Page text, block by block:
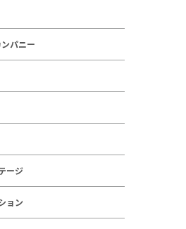
パニー
ージ
ョン